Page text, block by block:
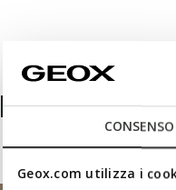
CONSENSO
Geox.com utilizza i
Diseñadas